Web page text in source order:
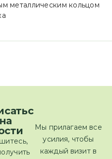
металлическим кольцом
Мы прилагаем все
усилия, чтобы
каждый визит в